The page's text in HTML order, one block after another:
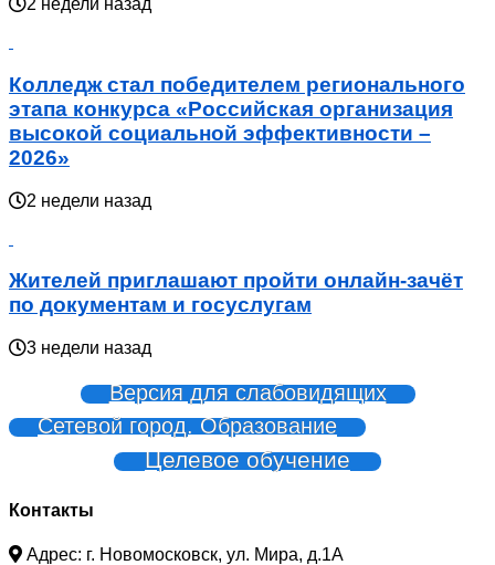
2 недели назад
Колледж стал победителем регионального
этапа конкурса «Российская организация
высокой социальной эффективности –
2026»
2 недели назад
Жителей приглашают пройти онлайн-зачёт
по документам и госуслугам
3 недели назад
Версия для слабовидящих
Сетевой город. Образование
Целевое обучение
Контакты
Адрес: г. Новомосковск, ул. Мира, д.1А